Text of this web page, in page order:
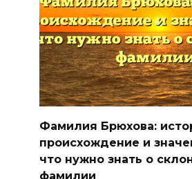
Фамилия Брюхова:
происхождение и
что нужно знать о
фамилии